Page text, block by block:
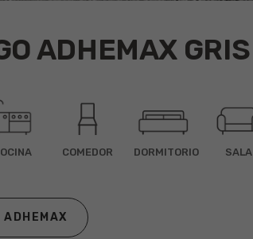
ADHEMAX GRIS
COMEDOR DORMITORIO SALA